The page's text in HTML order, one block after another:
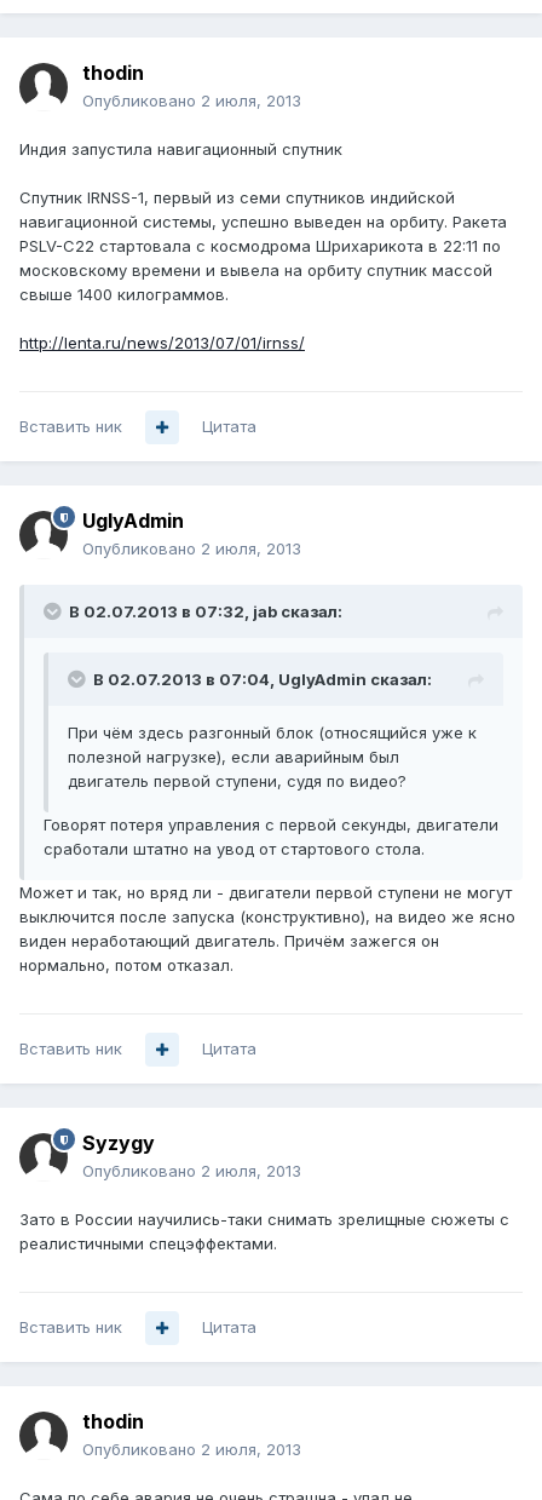
thodin
Опубликовано 2 июля, 2013
Индия запустила навигационный спутник
Спутник IRNSS-1, первый из семи спутников индийской
навигационной системы, успешно выведен на орбиту. Ракета
PSLV-C22 стартовала с космодрома Шрихарикота в 22:11 по
московскому времени и вывела на орбиту спутник массой
свыше 1400 килограммов.
http://lenta.ru/news/2013/07/01/irnss/
Вставить ник Цитата
UglyAdmin
Опубликовано 2 июля, 2013
В 02.07.2013 в 07:32, jab сказал:
В 02.07.2013 в 07:04, UglyAdmin сказал:
При чём здесь разгонный блок (относящийся уже к
полезной нагрузке), если аварийным был
двигатель первой ступени, судя по видео?
Говорят потеря управления с первой секунды, двигатели
сработали штатно на увод от стартового стола.
Может и так, но вряд ли - двигатели первой ступени не могут
выключится после запуска (конструктивно), на видео же ясно
виден неработающий двигатель. Причём зажегся он
нормально, потом отказал.
Вставить ник Цитата
Syzygy
Опубликовано 2 июля, 2013
Зато в России научились-таки снимать зрелищные сюжеты с
реалистичными спецэффектами.
Вставить ник Цитата
thodin
Опубликовано 2 июля, 2013